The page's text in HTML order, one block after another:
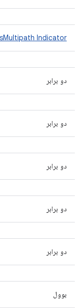
Indicator
دو برابر
دو برابر
دو برابر
دو برابر
دو برابر
بوول